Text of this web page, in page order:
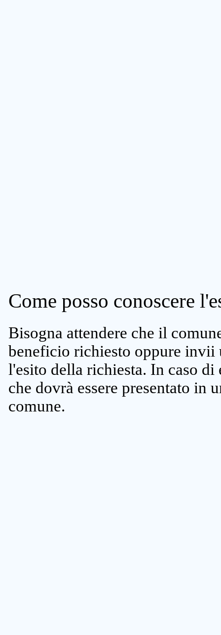
Come posso conoscere
Bisogna attendere che il
beneficio richiesto oppure invii
l'esito della richiesta. In caso
che dovrà essere presentato in
comune.